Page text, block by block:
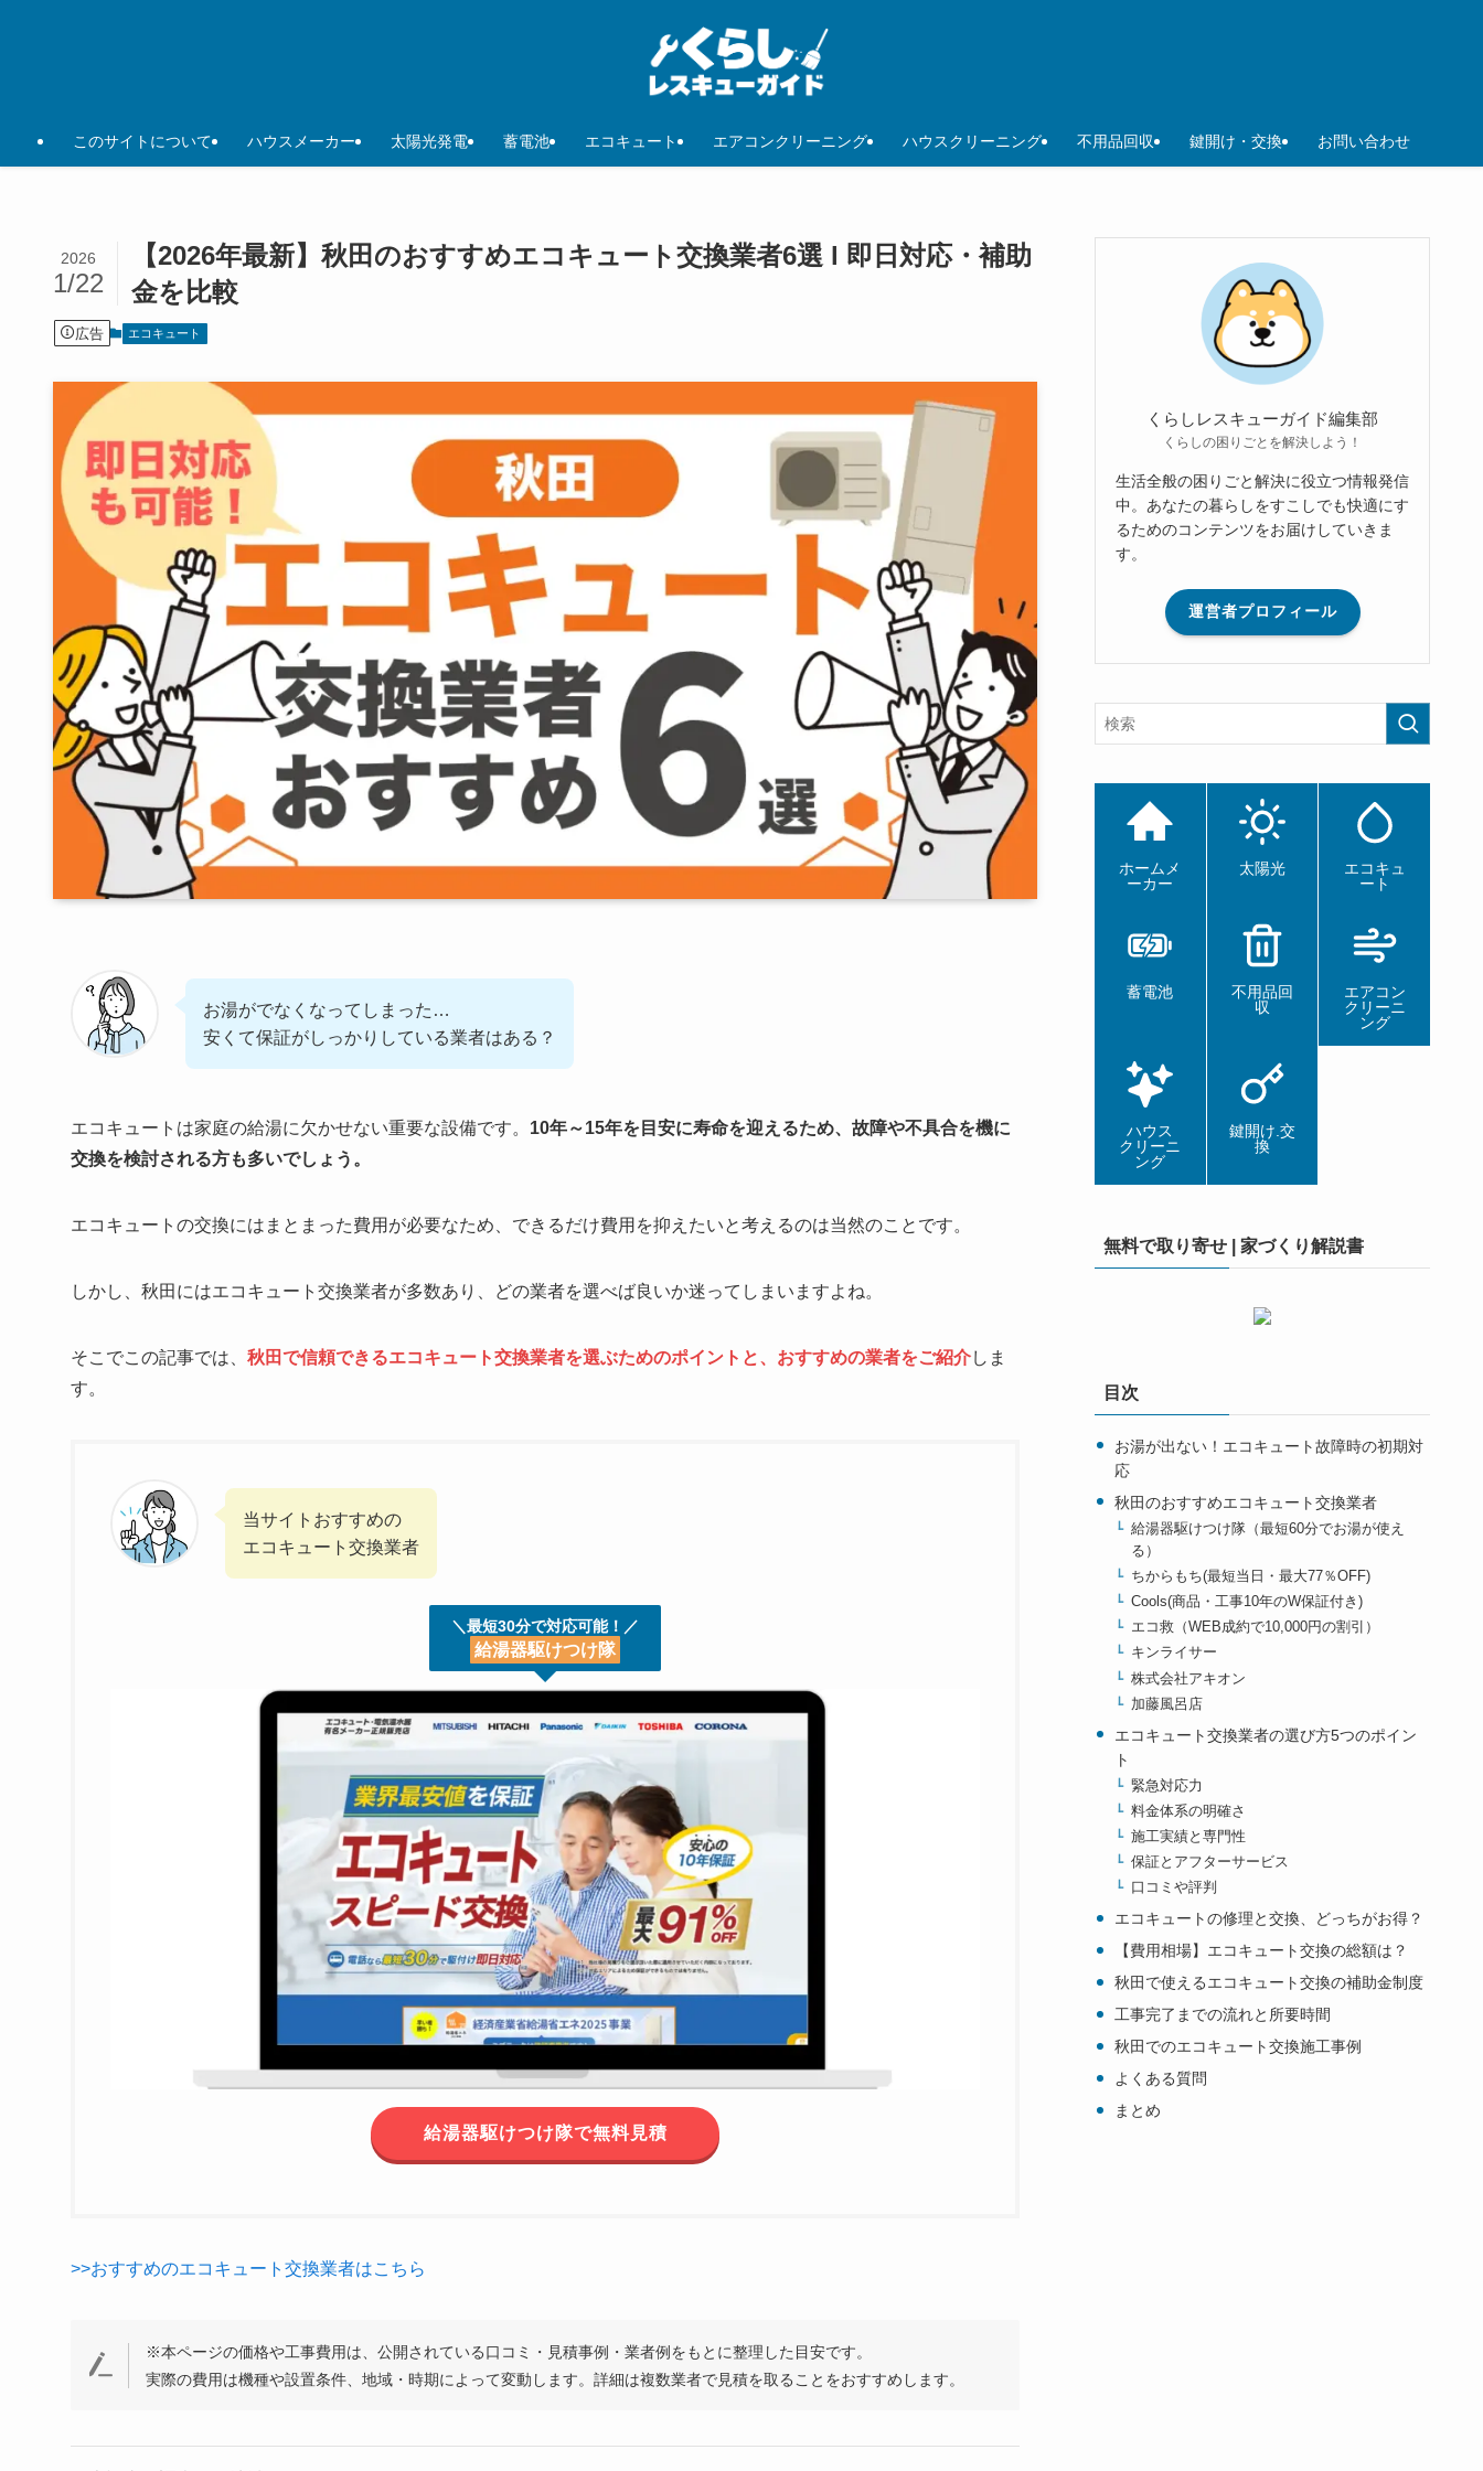
このサイトについて ハウスメーカー 太陽光発電 蓄電池 エコキュート エアコンクリーニング ハウスクリーニング 不用品回収 鍵開け・交換 お問い合わせ
【2026年最新】秋田のおすすめエコキュート交換業者6選 l 即日対応・補助
金を比較
2026
1/22
広告 エコキュート
お湯がでなくなってしまった…
安くて保証がしっかりしている業者はある？
エコキュートは家庭の給湯に欠かせない重要な設備です。 10年～15年を目安に寿命を迎えるため、故障や不具合を機に
交換を検討される方も多いでしょう。
エコキュートの交換にはまとまった費用が必要なため、できるだけ費用を抑えたいと考えるのは当然のことです。
しかし、秋田にはエコキュート交換業者が多数あり、どの業者を選べば良いか迷ってしまいますよね。
そこでこの記事では、 秋田で信頼できるエコキュート交換業者を選ぶためのポイントと、おすすめの業者をご紹介しま
す。
当サイトおすすめの
エコキュート交換業者
＼最短30分で対応可能！／
給湯器駆けつけ隊
給湯器駆けつけ隊で無料見積
>>おすすめのエコキュート交換業者はこちら
※本ページの価格や工事費用は、公開されている口コミ・見積事例・業者例をもとに整理した目安です。
実際の費用は機種や設置条件、地域・時期によって変動します。詳細は複数業者で見積を取ることをおすすめします。
くらしレスキューガイド編集部
くらしの困りごとを解決しよう！
生活全般の困りごと解決に役立つ情報発信
中。あなたの暮らしをすこしでも快適にす
るためのコンテンツをお届けしていきま
す。
運営者プロフィール
ホームメ
ーカー
太陽光
エコキュ
ート
蓄電池
不用品回
収
エアコン
クリーニ
ング
ハウス
クリーニ
ング
鍵開け.交
換
無料で取り寄せ | 家づくり解説書
目次
お湯が出ない！エコキュート故障時の初期対
応
秋田のおすすめエコキュート交換業者
給湯器駆けつけ隊（最短60分でお湯が使え
る）
ちからもち(最短当日・最大77％OFF)
Cools(商品・工事10年のW保証付き)
エコ救（WEB成約で10,000円の割引）
キンライサー
株式会社アキオン
加藤風呂店
エコキュート交換業者の選び方5つのポイン
ト
緊急対応力
料金体系の明確さ
施工実績と専門性
保証とアフターサービス
口コミや評判
エコキュートの修理と交換、どっちがお得？
【費用相場】エコキュート交換の総額は？
秋田で使えるエコキュート交換の補助金制度
工事完了までの流れと所要時間
秋田でのエコキュート交換施工事例
よくある質問
まとめ